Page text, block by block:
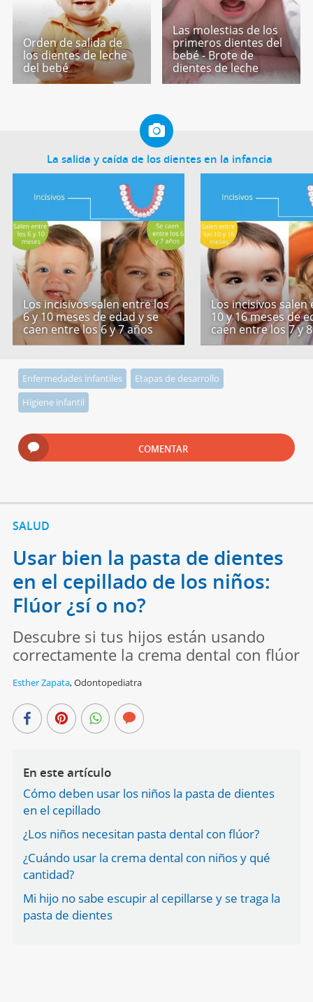
Orden de salida de
los dientes de leche
del bebé
Las molestias de los
primeros dientes del
bebé - Brote de
dientes de leche
La salida y caída de los dientes en la infancia
Los incisivos salen entre los
6 y 10 meses de edad y se
caen entre los 6 y 7 años
Los incisivos salen
10 y 16 meses de
caen entre los 7 y
Enfermedades infantiles
Etapas de desarrollo
Higiene infantil
COMENTAR
SALUD
Usar bien la pasta de dientes
en el cepillado de los niños:
Flúor ¿sí o no?
Descubre si tus hijos están usando
correctamente la crema dental con flúor
Esther Zapata,Odontopediatra
En este artículo
Cómo deben usar los niños la pasta de dientes
en el cepillado
¿Los niños necesitan pasta dental con flúor?
¿Cuándo usar la crema dental con niños y qué
cantidad?
Mi hijo no sabe escupir al cepillarse y se traga la
pasta de dientes